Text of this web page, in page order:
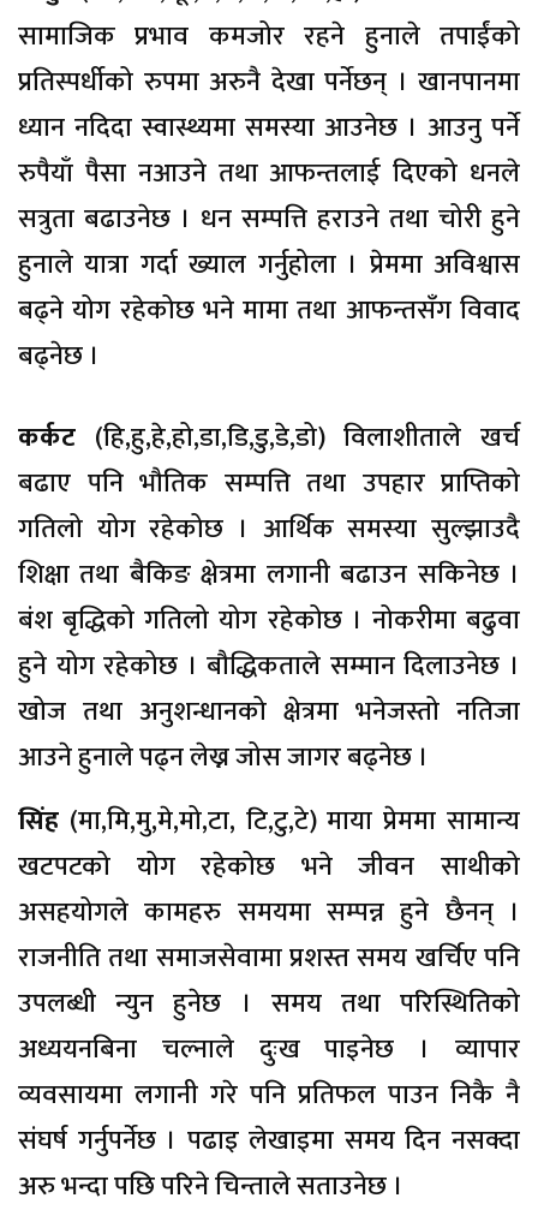
सामाजिक प्रभाव कमजोर रहने हुनाले तपाईंको
प्रतिस्पर्धीको रुपमा अरुनै देखा पर्नेछन् । खानपानमा
ध्यान नदिदा स्वास्थ्यमा समस्या आउनेछ । आउनु पर्ने
रुपैयाँ पैसा नआउने तथा आफन्तलाई दिएको धनले
सत्रुता बढाउनेछ । धन सम्पत्ति हराउने तथा चोरी हुने
हुनाले यात्रा गर्दा ख्याल गर्नुहोला । प्रेममा अविश्वास
बढ्ने योग रहेकोछ भने मामा तथा आफन्तसँग विवाद
बढ्नेछ ।
कर्कट (हि,हु,हे,हो,डा,डि,डु,डे,डो) विलाशीताले खर्च
बढाए पनि भौतिक सम्पत्ति तथा उपहार प्राप्तिको
गतिलो योग रहेकोछ । आर्थिक समस्या सुल्झाउदै
शिक्षा तथा बैकिङ क्षेत्रमा लगानी बढाउन सकिनेछ ।
बंश बृद्धिको गतिलो योग रहेकोछ । नोकरीमा बढुवा
हुने योग रहेकोछ । बौद्धिकताले सम्मान दिलाउनेछ ।
खोज तथा अनुशन्धानको क्षेत्रमा भनेजस्तो नतिजा
आउने हुनाले पढ्न लेख्न जोस जागर बढ्नेछ ।
सिंह (मा,मि,मु,मे,मो,टा, टि,टु,टे) माया प्रेममा सामान्य
खटपटको योग रहेकोछ भने जीवन साथीको
असहयोगले कामहरु समयमा सम्पन्न हुने छैनन् ।
राजनीति तथा समाजसेवामा प्रशस्त समय खर्चिए पनि
उपलब्धी न्युन हुनेछ । समय तथा परिस्थितिको
अध्ययनबिना चल्नाले दुःख पाइनेछ । व्यापार
व्यवसायमा लगानी गरे पनि प्रतिफल पाउन निकै नै
संघर्ष गर्नुपर्नेछ । पढाइ लेखाइमा समय दिन नसक्दा
अरु भन्दा पछि परिने चिन्ताले सताउनेछ ।